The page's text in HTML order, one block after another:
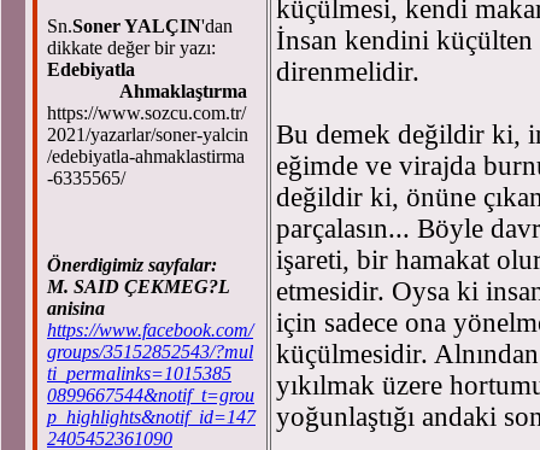
Sn.Soner YALÇIN'dan
dikkate değer bir yazı:
Edebiyatla
Ahmaklaştırma
https://www.sozcu.com.tr/
2021/yazarlar/soner-yalcin
/edebiyatla-ahmaklastirma
-6335565/
Önerdigimiz sayfalar:
M. SAID ÇEKMEG?L
anisina
https://www.facebook.com/
groups/35152852543/?mul
ti_permalinks=1015385
0899667544&notif_t=grou
p_highlights&notif_id=147
2405452361090
küçülmesi, kendi
İnsan kendini küçülten
direnmelidir.
Bu demek değildir ki,
eğimde ve virajda
değildir ki, önüne
parçalasın... Böyle
işareti, bir hamakat
etmesidir. Oysa ki
için sadece ona
küçülmesidir.
yıkılmak üzere
yoğunlaştığı andaki